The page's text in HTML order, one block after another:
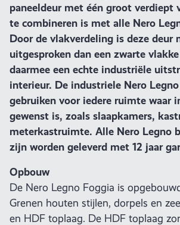
paneeldeur met één groot verdiept
te combineren is met alle Nero
Door de vlakverdeling is deze deur
uitgesproken dan een zwarte
daarmee een echte industriële
interieur. De industriele Nero
gebruiken voor iedere ruimte waar
gewenst is, zoals slaapkamers,
meterkastruimte. Alle Nero Legno
zijn worden geleverd met 12 jaar
Opbouw
De Nero Legno Foggia is
Grenen houten stijlen, dorpels en
en HDF toplaag. De HDF toplaag